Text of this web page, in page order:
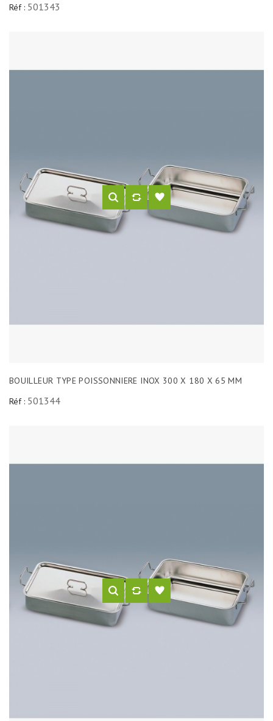
Réf : 501343
BOUILLEUR TYPE POISSONNIERE INOX 300 X 180 X 65 MM
Réf : 501344